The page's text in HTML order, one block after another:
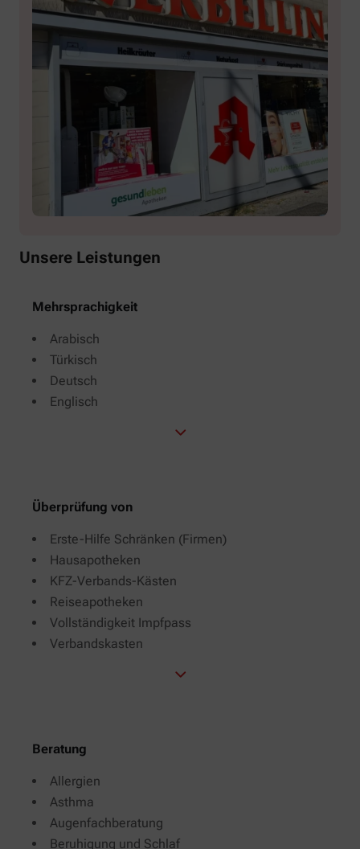
Unsere Leistungen
Mehrsprachigkeit
Arabisch
Türkisch
Deutsch
Englisch
Überprüfung von
Erste-Hilfe Schränken (Firmen)
Hausapotheken
KFZ-Verbands-Kästen
Reiseapotheken
Vollständigkeit Impfpass
Verbandskasten
Beratung
Allergien
Asthma
Augenfachberatung
Beruhigung und Schlaf